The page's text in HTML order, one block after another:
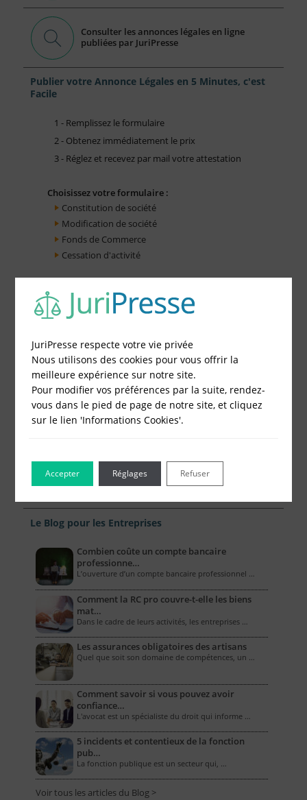
Consulter les annonces légales en ligne
publiées par JuriPresse
Publier votre Annonce Légales en 5 Minutes, c'est
Facile
1 - Remplissez le formulaire
2 - Obtenez immédiatement le prix
3 - Réglez et recevez par mail votre attestation
Choisissez votre formulaire :
Constitution de société
Modification de société
Fonds de Commerce
Cessation d'activité
Le Blog pour les Entreprises
Combien coûte un compte bancaire
professionne…
L’ouverture d’un compte bancaire professionnel …
Comment la RC pro couvre-t-elle les biens
mat…
Dans le cadre de leurs activités, les entreprises …
Les assurances obligatoires des artisans
Quel que soit son domaine de compétences, un …
Comment savoir si vous pouvez avoir
confiance…
L'avocat est un spécialiste du droit qui informe …
5 incidents et contentieux de la fonction
pub…
La fonction publique est un secteur qui, …
Voir tous les articles du Blog >
JuriPresse respecte votre vie privée
Nous utilisons des cookies pour vous offrir la
meilleure expérience sur notre site.
Pour modifier vos préférences par la suite, rendez-
vous dans le pied de page de notre site, et cliquez
sur le lien 'Informations Cookies'.
Accepter Refuser
Réglages